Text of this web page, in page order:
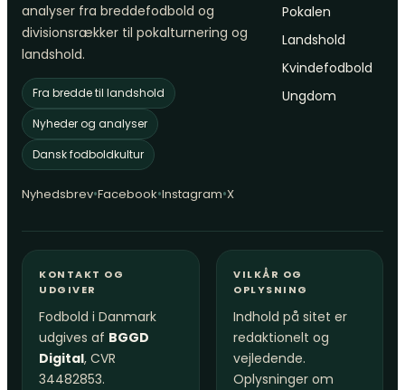
analyser fra breddefodbold og
divisionsrækker til pokalturnering og
landshold.
Fra bredde til landshold
Nyheder og analyser
Dansk fodboldkultur
Nyhedsbrev•Facebook•Instagram•X
Pokalen
Landshold
Kvindefodbold
Ungdom
KONTAKT OG
UDGIVER
Fodbold i Danmark
udgives af BGGD
Digital, CVR
34482853.
VILKÅR OG
OPLYSNING
Indhold på sitet er
redaktionelt og
vejledende.
Oplysninger om